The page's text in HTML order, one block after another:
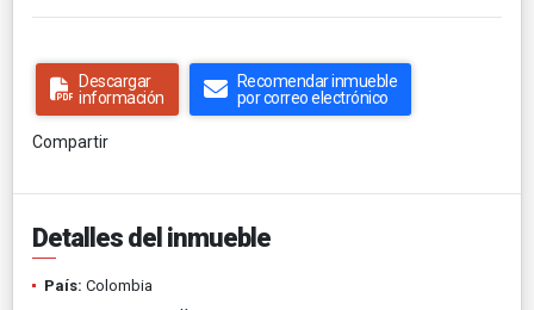
Descargar
información
Recomendar inmueble
por correo electrónico
Compartir
Detalles del inmueble
País: Colombia